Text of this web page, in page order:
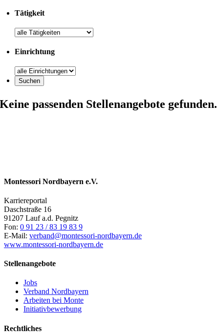
Tätigkeit
Einrichtung
Keine passenden Stellenangebote gefunden.
Montessori Nordbayern e.V.
Karriereportal
Daschstraße 16
91207 Lauf a.d. Pegnitz
Fon: 0 91 23 / 83 19 83 9
E-Mail: verband@montessori-nordbayern.de
www.montessori-nordbayern.de
Stellenangebote
Jobs
Verband Nordbayern
Arbeiten bei Monte
Initiativbewerbung
Rechtliches